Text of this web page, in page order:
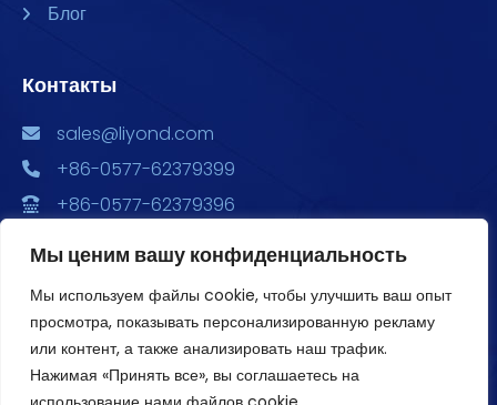
Мы ценим вашу конфиденциальность
Мы используем файлы cookie, чтобы улучшить ваш опыт
просмотра, показывать персонализированную рекламу
или контент, а также анализировать наш трафик.
Нажимая «Принять все», вы соглашаетесь на
Блог
Контакты
sales@liyond.com
+86-0577-62379399
+86-0577-62379396
ул. Сюян, 6688, Главный парк экономического
развития, здания 2, 3, и 4, офис 1801